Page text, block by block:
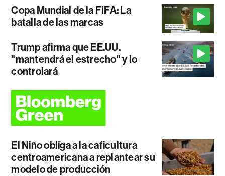
Copa Mundial de la FIFA: La
batalla de las marcas
Trump afirma que EE.UU.
"mantendrá el estrecho" y lo
controlará
El Niño obliga a la caficultura
centroamericana a replantear su
modelo de producción